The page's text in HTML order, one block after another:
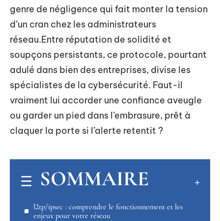
genre de négligence qui fait monter la tension
d’un cran chez les administrateurs
réseau.Entre réputation de solidité et
soupçons persistants, ce protocole, pourtant
adulé dans bien des entreprises, divise les
spécialistes de la cybersécurité. Faut-il
vraiment lui accorder une confiance aveugle
ou garder un pied dans l’embrasure, prêt à
claquer la porte si l’alerte retentit ?
SOMMAIRE
l2tp/ipsec : comprendre le fonctionnement et les
enjeux pour votre réseau